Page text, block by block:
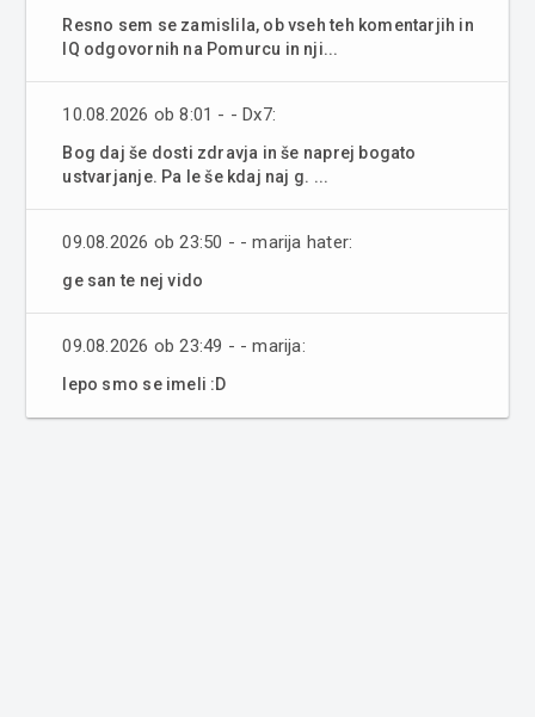
Resno sem se zamislila, ob vseh teh komentarjih in
IQ odgovornih na Pomurcu in nji...
10.08.2026 ob 8:01 - - Dx7:
Bog daj še dosti zdravja in še naprej bogato
ustvarjanje. Pa le še kdaj naj g. ...
09.08.2026 ob 23:50 - - marija hater:
ge san te nej vido
09.08.2026 ob 23:49 - - marija:
lepo smo se imeli :D